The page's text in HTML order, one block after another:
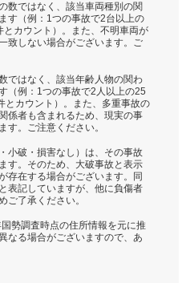
数ではなく、該当車両種別の関
す（例：1つの事故で2台以上の
カウント）。また、不明車両が
致しない場合がございます。ご
ではなく、該当年齢人物の関わ
（例：1つの事故で2人以上の25
とカウント）。また、多重事故の
係者も含まれるため、現実の事
す。ご注意ください。
小破・損害なし）は、その事故
す。そのため、大破事故と表示
存在する場合がございます。同
表記していますが、他に負傷者
ご了承ください。
勢調査時点の住所情報を元に推
なる場合がございますので、あ